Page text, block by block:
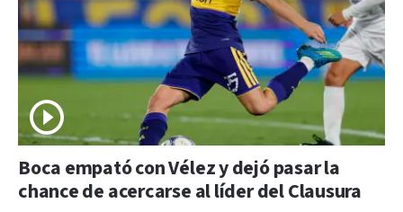
Boca empató con Vélez y dejó pasar la
chance de acercarse al líder del Clausura